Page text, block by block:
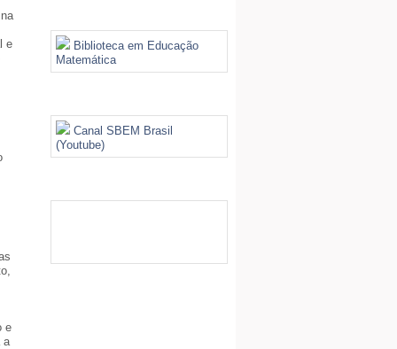
e
e
a
Biblioteca em Educação
Matemática
Canal SBEM Brasil
(Youtube)